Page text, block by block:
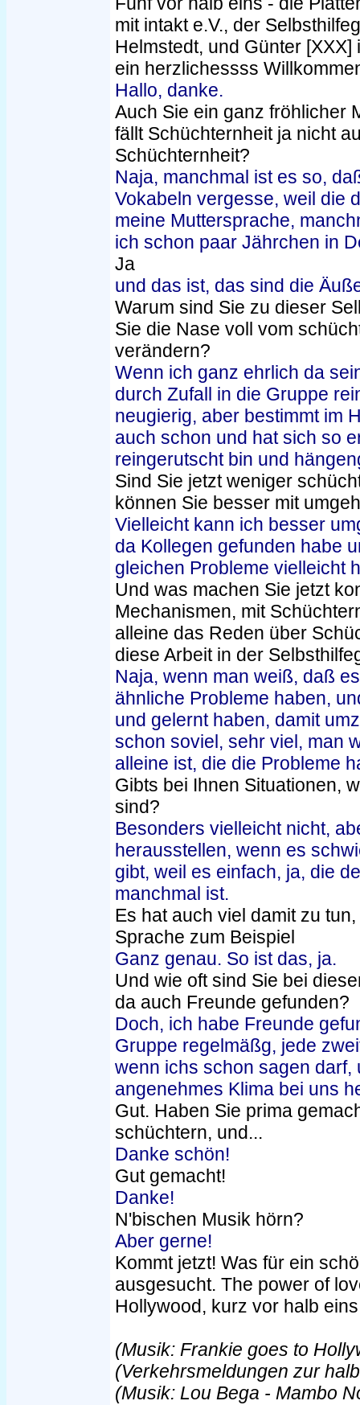
mit intakt e.V., der
Helmstedt, und Günter
ein herzlichessss
Hallo, danke.
Auch Sie ein ganz fröhlicher
fällt Schüchternheit ja nicht
Schüchternheit?
Naja, manchmal ist es so,
Vokabeln vergesse, weil die
meine Muttersprache,
ich schon paar Jährchen in
Ja
und das ist, das sind die
Warum sind Sie zu dieser
Sie die Nase voll vom
verändern?
Wenn ich ganz ehrlich da
durch Zufall in die Gruppe
neugierig, aber bestimmt im
auch schon und hat sich so
reingerutscht bin und
Sind Sie jetzt weniger
können Sie besser mit
Vielleicht kann ich besser
da Kollegen gefunden habe
gleichen Probleme vielleicht
Und was machen Sie jetzt
Mechanismen, mit
alleine das Reden über
diese Arbeit in der
Naja, wenn man weiß, daß
ähnliche Probleme haben,
und gelernt haben, damit
schon soviel, sehr viel, man
alleine ist, die die Probleme
Gibts bei Ihnen Situationen,
sind?
Besonders vielleicht nicht,
herausstellen, wenn es
gibt, weil es einfach, ja, die
manchmal ist.
Es hat auch viel damit zu
Sprache zum Beispiel
Ganz genau. So ist das, ja.
Und wie oft sind Sie bei
da auch Freunde gefunden?
Doch, ich habe Freunde
Gruppe regelmäßg, jede
wenn ichs schon sagen
angenehmes Klima bei uns
Gut. Haben Sie prima
schüchtern, und...
Danke schön!
Gut gemacht!
Danke!
N'bischen Musik hörn?
Aber gerne!
Kommt jetzt! Was für ein
ausgesucht. The power of
Hollywood, kurz vor halb
(Musik: Frankie goes to
(Verkehrsmeldungen zur
(Musik: Lou Bega - Mambo